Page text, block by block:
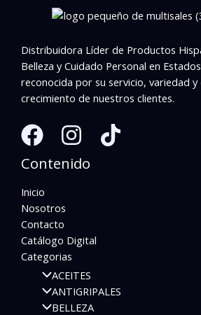
Distribuidora Líder de Productos
Belleza y Cuidado Personal en
reconocida por su servicio, variedad
crecimiento de nuestros clientes.
Contenido
Inicio
Nosotros
Contacto
Catálogo Digital
Categorias
ACEITES
ANTIGRIPALES
BELLEZA